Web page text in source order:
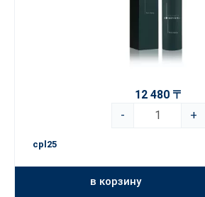
12 480 〒
-
+
cpl25
в корзину